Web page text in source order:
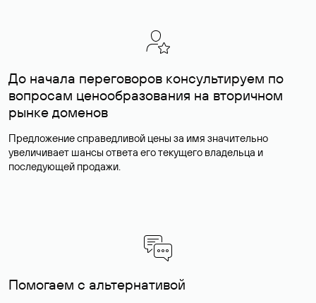
До начала переговоров консультируем по
вопросам ценообразования на вторичном
рынке доменов
Предложение справедливой цены за имя значительно
увеличивает шансы ответа его текущего владельца и
последующей продажи.
Помогаем с альтернативой